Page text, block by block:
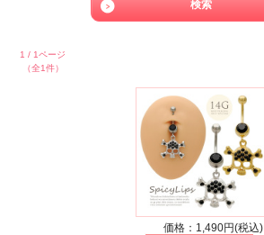
1 / 1ページ
（全1件）
価格：1,490円(税込)